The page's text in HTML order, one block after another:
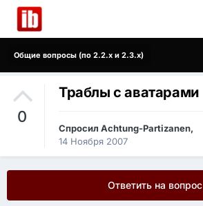
Общие вопросы (по 2.2.x и 2.3.x)
0
Траблы с аватарами
Спросил Achtung-Partizanen,
14 Ноября 2007
Ответить на вопрос